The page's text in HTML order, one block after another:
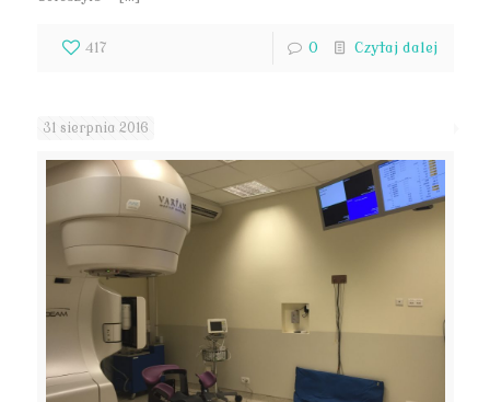
417 0 Czytaj dalej
31 sierpnia 2016